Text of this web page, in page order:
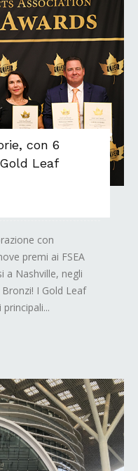
con 6
Leaf
con
premi ai FSEA
a Nashville, negli
I Gold Leaf